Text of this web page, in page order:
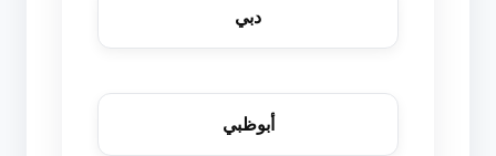
دبي
أبوظبي